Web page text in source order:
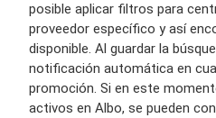
posible aplicar filtros para
proveedor específico y así
disponible. Al guardar la
notificación automática en
promoción. Si en este
activos en Albo, se pueden